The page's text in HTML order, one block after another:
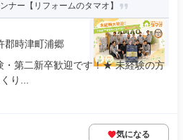
ナー【リフォームのタマオ】
郡時津町浦郷
第二新卒歓迎です！★ 未経験の方
り...
気になる